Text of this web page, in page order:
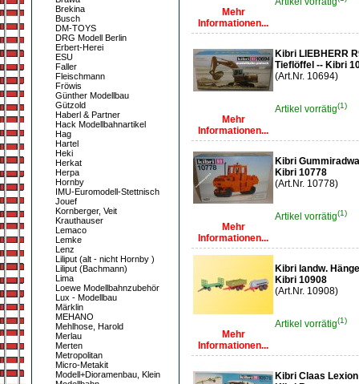
Brekina
Busch
DM-TOYS
DRG Modell Berlin
Erbert-Herei
ESU
Faller
Fleischmann
Fröwis
Günther Modellbau
Gützold
Haberl & Partner
Hack Modellbahnartikel
Hag
Hartel
Heki
Herkat
Herpa
Hornby
IMU-Euromodell-Stettnisch
Jouef
Kornberger, Veit
Krauthauser
Lemaco
Lemke
Lenz
Liliput (alt - nicht Hornby )
Liliput (Bachmann)
Lima
Loewe Modellbahnzubehör
Lux - Modellbau
Märklin
MEHANO
Mehlhose, Harold
Merlau
Merten
Metropolitan
Micro-Metakit
Modell+Dioramenbau, Klein
Mehr
Informationen...
Mehr
Informationen...
Kibri LIEBHERR
Tieflöffel -- Kibri
(Art.Nr. 10694)
Artikel vorrätig(1)
Mehr
Informationen...
Kibri
Kibri 10778
(Art.Nr. 10778)
Artikel vorrätig(1)
Mehr
Informationen...
Kibri landw.
Kibri 10908
(Art.Nr. 10908)
Artikel vorrätig(1)
Kibri Claas